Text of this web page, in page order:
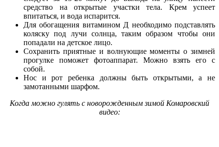
средство на открытые участки тела. Крем успеет
впитаться, и вода испарится.
Для обогащения витамином Д необходимо подставлять
коляску под лучи солнца, таким образом чтобы они
попадали на детское лицо.
Сохранить приятные и волнующие моменты о зимней
прогулке поможет фотоаппарат. Можно взять его с
собой.
Нос и рот ребенка должны быть открытыми, а не
замотанными шарфом.
Когда можно гулять с новорожденным зимой Комаровский
видео: